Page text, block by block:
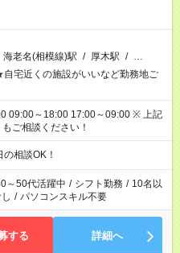
海老名(相模線)駅 / 厚木駅 / …
宅近くの施設がいいなど勤務地ご
～18:00 17:00～09:00 ※ 上記
ご相談ください！
相談OK！
～50代活躍中 / シフト勤務 / 10名以
/ パソコンスキル不要
する 詳細へ